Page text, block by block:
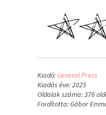
Kiadó:General Press
Kiadás éve: 2025
Oldalak száma: 376
Fordította: Gábor